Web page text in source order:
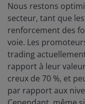
Nous restons
secteur, tant que
renforcement des
voie. Les
trading
rapport à leur
creux de 70 %, et
par rapport aux